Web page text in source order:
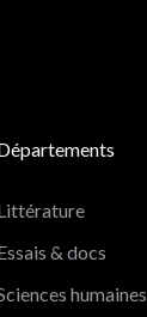
& docs
humaines